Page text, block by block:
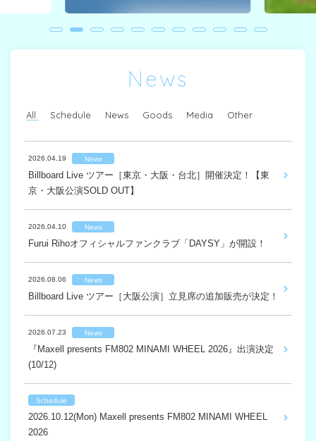
News
All Schedule News Goods Media Other
2026.04.19 News
Billboard Live ツアー［東京・大阪・台北］開催決定！【東
京・大阪公演SOLD OUT】
2026.04.10 News
Furui Rihoオフィシャルファンクラブ「DAYSY」が開設！
2026.08.06 News
Billboard Live ツアー［大阪公演］立見席の追加販売が決定！
2026.07.23 News
『Maxell presents FM802 MINAMI WHEEL 2026』出演決定
(10/12)
Schedule
2026.10.12(Mon) Maxell presents FM802 MINAMI WHEEL
2026
2026.10.12(Mon) Maxell presents FM802 MINAMI WHEEL
2026
2026.9.26(Sat) Furui Riho Billboard Live Tour 2026 -The
Garden- [Billboard Live TAIPEI]
Schedule
2026.9.13(Sun) Furui Riho Billboard Live Tour 2026 -The
Garden- [Billboard Live TOKYO]【SOLD OUT】
Schedule
2026.9.11(Fri) Furui Riho Billboard Live Tour 2026 -The
Garden- [Billboard Live OSAKA]
Schedule
News
Billboard Live ツアー［大阪公演］立見席の追加販売が決定！
『Maxell presents FM802 MINAMI WHEEL 2026』出演決定
News
3rd Album『Letters』アナログ盤のリリースが決定！
News
『FM802 EVENING TAP 心斎橋BIGSTEP FEEL THE
FUNKY BEAT SPECIAL』出演決定 (8/9)
2026.07.15
「ラッキー」MVシェアキャンペーン開催！
News
Lettersツアーグッズ オンライン販売決定！
Live Tour 2025 “Dear my friends”グッズ 事前オンライン販売
Goods
Live Tour 2025 -Vloooooom- グッズ情報
Goods
Zepp Tour 2025 “Vloooooom”グッズ 事前オンライン販売のご
案内
2024.08.15
RISING SUN ROCK FESTIVAL 2024 グッズ情報（会場限定
Media
「そのうち」がパナソニック エレクトリックワークス株式会
社の新CMに起用決定！
News
「太陽になれたら」主題歌・映画『死神バーバー』 本予告
＆ポスタービジュアル解禁！
News
「ハードモード」がTBS『THE TIME,』の春キャンペーン
CMソングに決定！
2026.03.22
「Letters」がフジテレビ系 新情報番組『SUNDAYブレイ
ク.』4~6月度コーナーソングに決定！
Other
鞘師里保「どっち？」楽曲制作にFurui Rihoが参加（7/15リリ
ース）
Other
映画『死神バーバー』舞台挨拶に登壇決定 (7/21)
Other
『NUMBER SHOT2026』タイムテーブル発表！ (8/1)
Other
スペースシャワーTV 8月度“it!”に「Hello」のMVが決定！
Furui Riho「Hello」SNSいいねキャンペーン実施決定！